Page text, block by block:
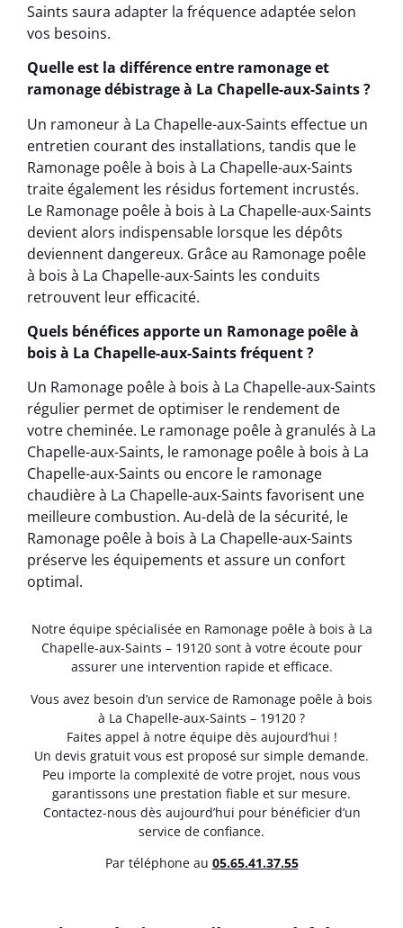
Saints saura adapter la fréquence adaptée selon
vos besoins.
Quelle est la différence entre ramonage et
ramonage débistrage à La Chapelle-aux-Saints ?
Un ramoneur à La Chapelle-aux-Saints effectue un
entretien courant des installations, tandis que le
Ramonage poêle à bois à La Chapelle-aux-Saints
traite également les résidus fortement incrustés.
Le Ramonage poêle à bois à La Chapelle-aux-Saints
devient alors indispensable lorsque les dépôts
deviennent dangereux. Grâce au Ramonage poêle
à bois à La Chapelle-aux-Saints les conduits
retrouvent leur efficacité.
Quels bénéfices apporte un Ramonage poêle à
bois à La Chapelle-aux-Saints fréquent ?
Un Ramonage poêle à bois à La Chapelle-aux-Saints
régulier permet de optimiser le rendement de
votre cheminée. Le ramonage poêle à granulés à La
Chapelle-aux-Saints, le ramonage poêle à bois à La
Chapelle-aux-Saints ou encore le ramonage
chaudière à La Chapelle-aux-Saints favorisent une
meilleure combustion. Au-delà de la sécurité, le
Ramonage poêle à bois à La Chapelle-aux-Saints
préserve les équipements et assure un confort
optimal.
Notre équipe spécialisée en Ramonage poêle à bois à La
Chapelle-aux-Saints – 19120 sont à votre écoute pour
assurer une intervention rapide et efficace.
Vous avez besoin d’un service de Ramonage poêle à bois
à La Chapelle-aux-Saints – 19120 ?
Faites appel à notre équipe dès aujourd’hui !
Un devis gratuit vous est proposé sur simple demande.
Peu importe la complexité de votre projet, nous vous
garantissons une prestation fiable et sur mesure.
Contactez-nous dès aujourd’hui pour bénéficier d’un
service de confiance.
Par téléphone au 05.65.41.37.55